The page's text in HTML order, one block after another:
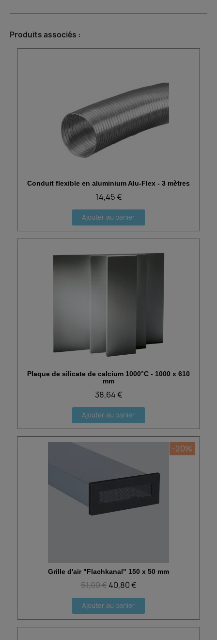
Produits associés :
Aperçu rapide
Conduit flexible en aluminium Alu-Flex - 3 mètres
14,45 €
Ajouter au panier
Aperçu rapide
Plaque de silicate de calcium 1000°C - 1000 x 610
mm
38,64 €
Ajouter au panier
Aperçu rapide
-20%
Grille d'air "Flachkanal" 150 x 50 mm
51,00 € 40,80 €
Ajouter au panier